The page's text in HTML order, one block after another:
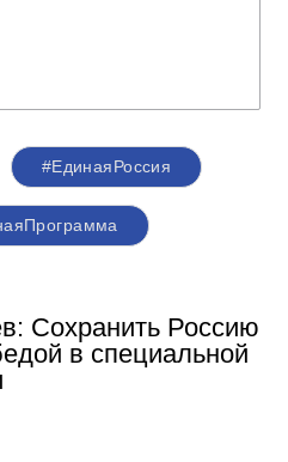
#ЕдинаяРоссия
Сохранить Россию
в специальной